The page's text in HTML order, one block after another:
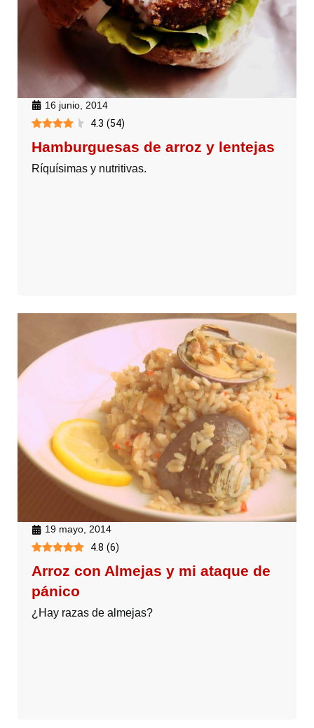
16 junio, 2014
4.3 (54)
Hamburguesas de arroz y lentejas
Ríquísimas y nutritivas.
19 mayo, 2014
4.8 (6)
Arroz con Almejas y mi ataque de
pánico
¿Hay razas de almejas?